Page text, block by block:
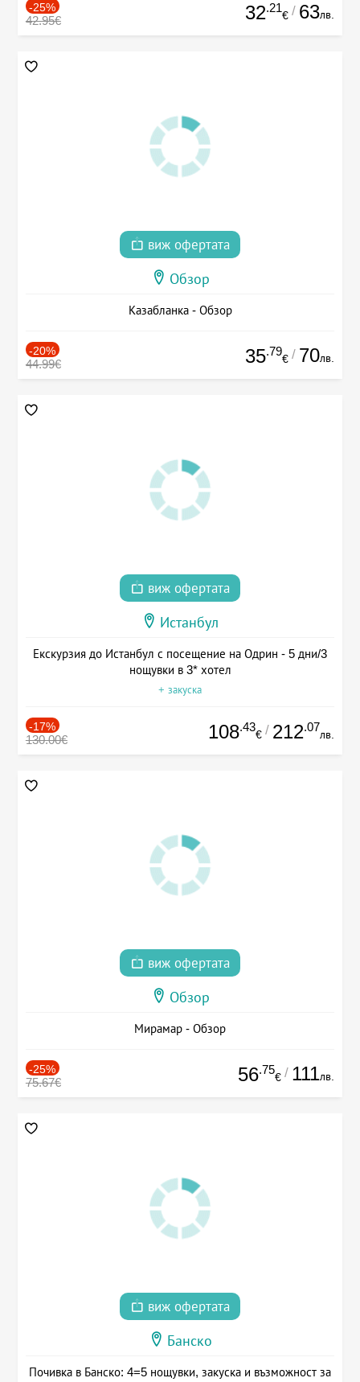
-25%
42.95€ 32.21
€ / 63лв.
виж офертата
Обзор
Казабланка - Обзор
-20%
44.99€ 35.79
€ / 70лв.
виж офертата
Истанбул
Екскурзия до Истанбул с посещение на Одрин - 5 дни/3
нощувки в 3* хотел
+ закуска
-17%
130.00€ 108.43
€ / 212.07
лв.
виж офертата
Обзор
Мирамар - Обзор
-25%
75.67€ 56.75
€ / 111лв.
виж офертата
Банско
Почивка в Банско: 4=5 нощувки, закуска и възможност за